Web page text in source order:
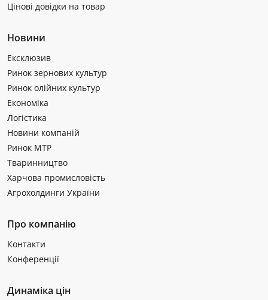
Цінові довідки на товар
Новини
Ексклюзив
Ринок зернових культур
Ринок олійних культур
Економіка
Логістика
Новини компаній
Ринок МТР
Тваринництво
Харчова промисловість
Агрохолдинги України
Про компанію
Контакти
Конференції
Динаміка цін